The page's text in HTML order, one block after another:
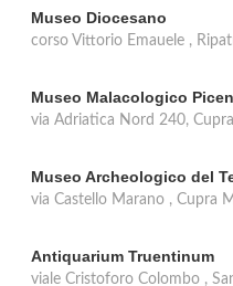
Museo Diocesano
corso Vittorio Emauele ,
Museo Malacologico
via Adriatica Nord 240,
Museo Archeologico del
via Castello Marano , Cupra
Antiquarium Truentinum
viale Cristoforo Colombo ,